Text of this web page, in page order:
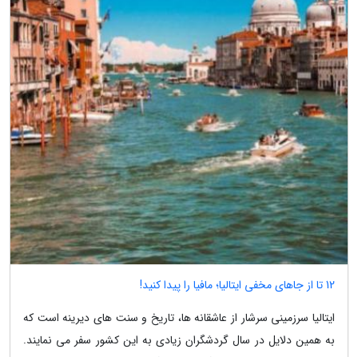
12 تا از جاهای مخفی ایتالیا؛ مافیا را پیدا کنید!
ایتالیا سرزمینی سرشار از عاشقانه ها، تاریخ و سنت های دیرینه است که
به همین دلایل در سال گردشگران زیادی به این کشور سفر می نمایند.